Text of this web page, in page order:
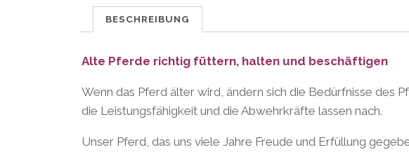
BESCHREIBUNG
Alte Pferde richtig füttern, halten und beschäftigen
Wenn das Pferd älter wird, ändern sich die Bedürfnisse des
die Leistungsfähigkeit und die Abwehrkräfte lassen nach.
Unser Pferd, das uns viele Jahre Freude und Erfüllung